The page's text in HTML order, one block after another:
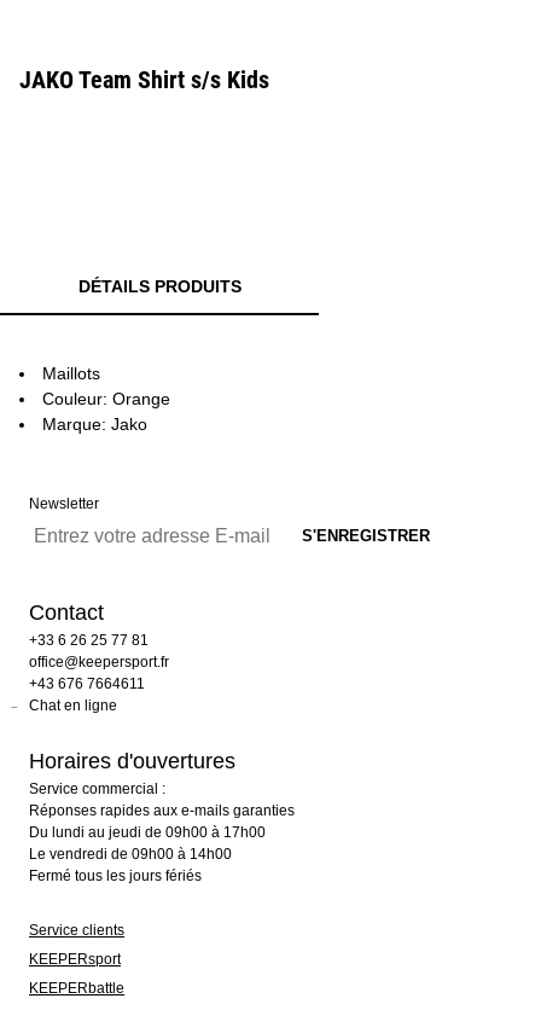
JAKO Team Shirt s/s Kids
DÉTAILS PRODUITS
Maillots
Couleur: Orange
Marque: Jako
Newsletter
Contact
+33 6 26 25 77 81
office@keepersport.fr
+43 676 7664611
Chat en ligne
Horaires d'ouvertures
Service commercial :
Réponses rapides aux e-mails garanties
Du lundi au jeudi de 09h00 à 17h00
Le vendredi de 09h00 à 14h00
Fermé tous les jours fériés
Service clients
KEEPERsport
KEEPERbattle